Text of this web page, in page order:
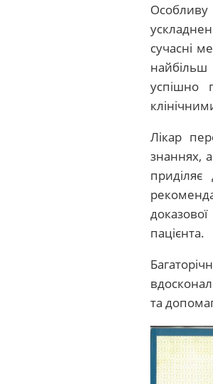
Особливу
сучасні
успішно
Лікар
знаннях,
пацієнта.
та